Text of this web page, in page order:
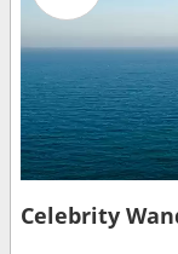
Celebrity